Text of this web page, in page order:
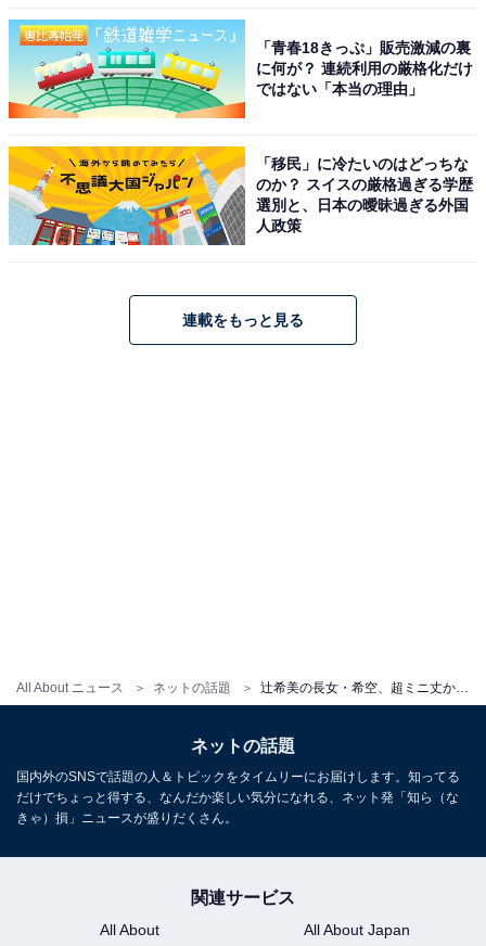
All About ニュース ネットの話題
「青春18きっぷ」販売激減の裏
に何が？ 連続利用の厳格化だけ
ではない「本当の理由」
「移民」に冷たいのはどっちな
のか？ スイスの厳格過ぎる学歴
選別と、日本の曖昧過ぎる外国
人政策
連載をもっと見る
ネットの話題
国内外のSNSで話題の人＆トピックをタイムリーにお届けします。知ってる
だけでちょっと得する、なんだか楽しい気分になれる、ネット発「知ら（な
きゃ）損」ニュースが盛りだくさん。
関連サービス
All About
All About Japan